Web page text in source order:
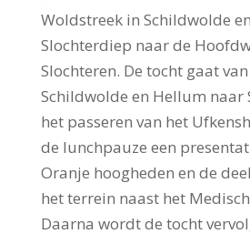
Woldstreek in Schildwolde
Slochterdiep naar de
Slochteren. De tocht gaat
Schildwolde en Hellum naar
het passeren van het
de lunchpauze een
Oranje hoogheden en de
het terrein naast het
Daarna wordt de tocht